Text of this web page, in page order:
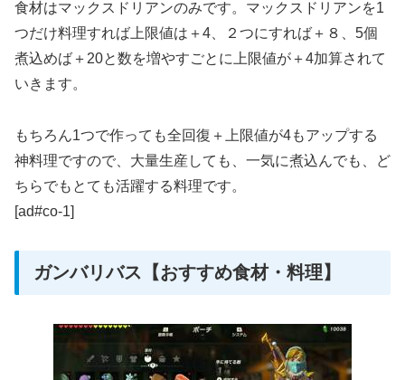
食材はマックスドリアンのみです。マックスドリアンを1
つだけ料理すれば上限値は＋4、２つにすれば＋８、5個
煮込めば＋20と数を増やすごとに上限値が＋4加算されて
いきます。
もちろん1つで作っても全回復＋上限値が4もアップする
神料理ですので、大量生産しても、一気に煮込んでも、ど
ちらでもとても活躍する料理です。
[ad#co-1]
ガンバリバス【おすすめ食材・料理】